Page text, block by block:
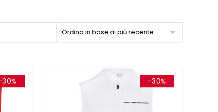
Ordina in base al più recente
-30%